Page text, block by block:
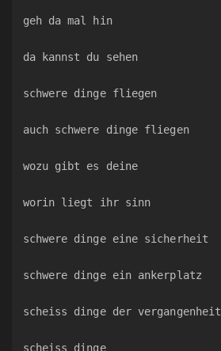
geh da mal hin
da kannst du sehen
schwere dinge fliegen
auch schwere dinge fliegen
wozu gibt es deine
worin liegt ihr sinn
schwere dinge eine sicherheit
schwere dinge ein ankerplatz
scheiss dinge der vergangenheit
scheiss dinge